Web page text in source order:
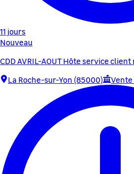
11 jours
Nouveau
CDD AVRIL-AOUT Hôte service
La Roche-sur-Yon (85000)
Vente